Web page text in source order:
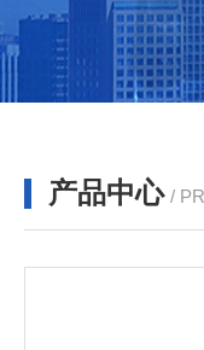
产品中心 /